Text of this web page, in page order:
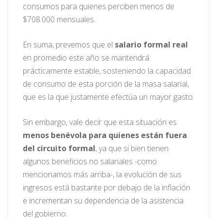
consumos para quienes perciben menos de
$708.000 mensuales.
En suma, prevemos que el salario formal real
en promedio este año se mantendrá
prácticamente estable, sosteniendo la capacidad
de consumo de esta porción de la masa salarial,
que es la que justamente efectúa un mayor gasto.
Sin embargo, vale decir que esta situación es
menos benévola para quienes están fuera
del circuito formal, ya que si bien tienen
algunos beneficios no salariales -como
mencionamos más arriba-, la evolución de sus
ingresos está bastante por debajo de la inflación
e incrementan su dependencia de la asistencia
del gobierno.